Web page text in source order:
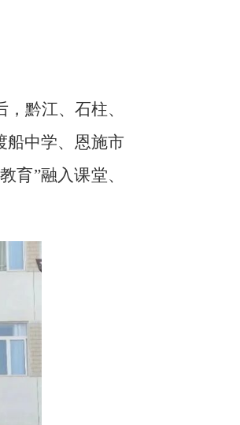
黔江、石柱、
船中学、恩施市
育”融入课堂、